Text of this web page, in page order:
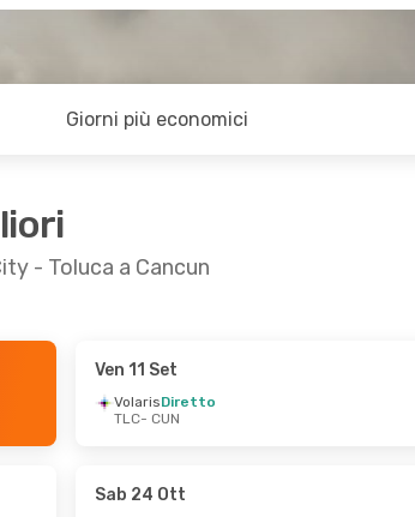
Giorni più economici
- Toluca a Cancun
Ven 11 Set
VolarisDiretto
TLC- CUN
Sab 24 Ott